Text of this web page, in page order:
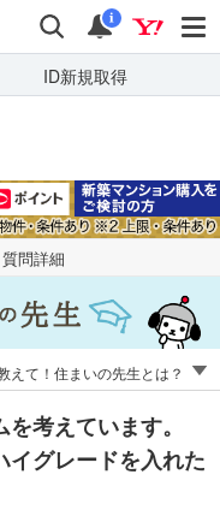
検索 通知
i
ID新規取得
キーワードで
質問を探す
質問詳細
えて！住まいの先生とは？
考えています。
イグレードを入れた